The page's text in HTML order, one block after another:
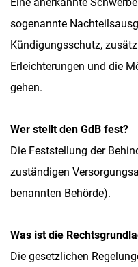
sogenannte
Kündigungsschutz,
Erleichterungen und die
gehen.
Wer stellt den GdB fest?
Die Feststellung der
zuständigen
benannten Behörde).
Was ist die
Die gesetzlichen